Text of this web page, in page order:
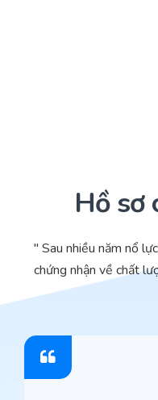
Hồ sơ
" Sau nhiều năm nổ
chứng nhận về chất